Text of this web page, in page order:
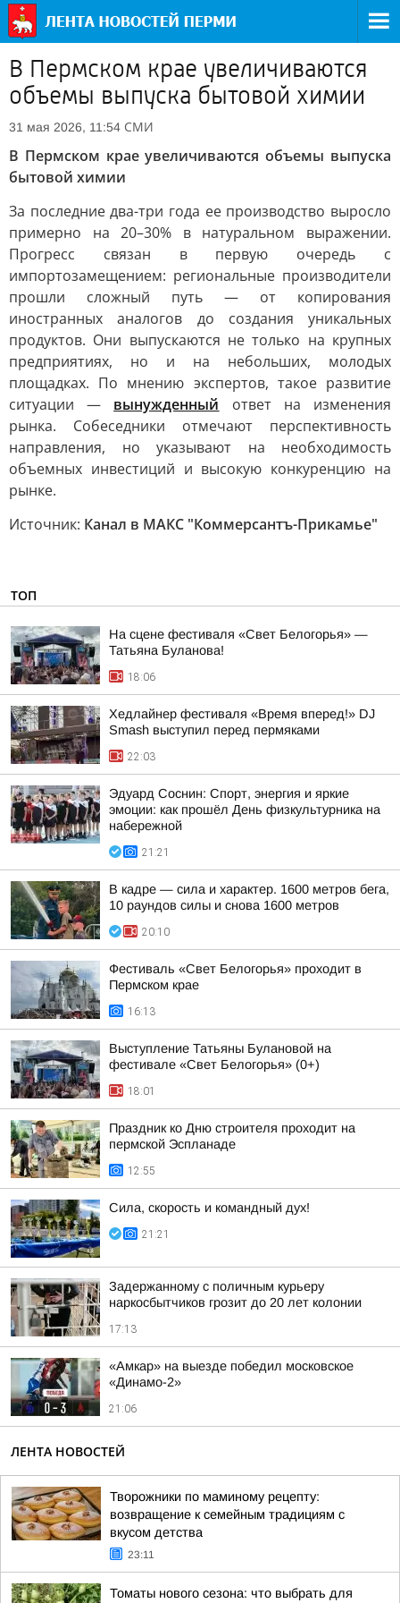
В Пермском крае увеличиваются
объемы выпуска бытовой химии
31 мая 2026, 11:54 СМИ
В Пермском крае увеличиваются объемы выпуска
бытовой химии
За последние два-три года ее производство выросло
примерно на 20–30% в натуральном выражении.
Прогресс связан в первую очередь с
импортозамещением: региональные производители
прошли сложный путь — от копирования
иностранных аналогов до создания уникальных
продуктов. Они выпускаются не только на крупных
предприятиях, но и на небольших, молодых
площадках. По мнению экспертов, такое развитие
ситуации — вынужденный ответ на изменения
рынка. Собеседники отмечают перспективность
направления, но указывают на необходимость
объемных инвестиций и высокую конкуренцию на
рынке.
Источник: Канал в МАКС "Коммерсантъ-Прикамье"
ТОП
На сцене фестиваля «Свет Белогорья» —
Татьяна Буланова!
18:06
Хедлайнер фестиваля «Время вперед!» DJ
Smash выступил перед пермяками
22:03
Эдуард Соснин: Спорт, энергия и яркие
эмоции: как прошёл День физкультурника на
набережной
21:21
В кадре — сила и характер. 1600 метров бега,
10 раундов силы и снова 1600 метров
20:10
Фестиваль «Свет Белогорья» проходит в
Пермском крае
16:13
Выступление Татьяны Булановой на
фестивале «Свет Белогорья» (0+)
18:01
Праздник ко Дню строителя проходит на
пермской Эспланаде
12:55
Сила, скорость и командный дух!
21:21
Задержанному с поличным курьеру
наркосбытчиков грозит до 20 лет колонии
17:13
«Амкар» на выезде победил московское
«Динамо-2»
21:06
ЛЕНТА НОВОСТЕЙ
Творожники по маминому рецепту:
возвращение к семейным традициям с
вкусом детства
23:11
Томаты нового сезона: что выбрать для